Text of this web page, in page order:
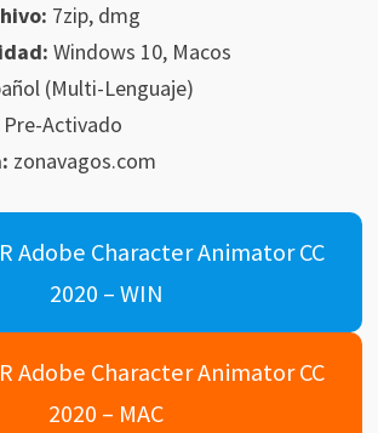
7zip, dmg
Windows 10, Macos
(Multi-Lenguaje)
Pre-Activado
zonavagos.com
Adobe Character Animator CC
2020 – WIN
Adobe Character Animator CC
2020 – MAC